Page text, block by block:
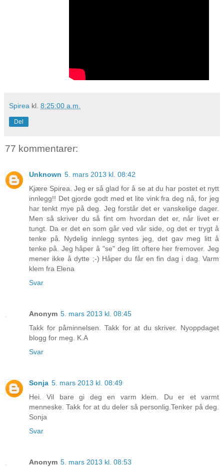
Spirea kl. 8:25:00 a.m.
Del
77 kommentarer:
Unknown 5. mars 2013 kl. 08:42
Kjære Spirea. Jeg er så glad for å se at du har postet et nytt
innlegg!! Det gjorde godt med et lite vink fra deg nå, for jeg
har tenkt mye på deg. Jeg forstår det er vanskelige dager.
Men så skriver du så fint om hvordan det er, når livet er
tungt. Da er det en som går ved vår side, og det er trygt å
tenke på. Nydelig innlegg syntes jeg, det gav meg litt å
tenke på. Jeg håper å "se" deg litt oftere her fremover. Jeg
mener ikke å dytte ;-) Håper du får en fin dag i dag. Varm
klem fra Elena
Svar
Anonym 5. mars 2013 kl. 08:45
Takk for påminnelsen. Takk for at du skriver. Nyoppdaget
blogg for meg. K.A
Svar
Sonja 5. mars 2013 kl. 08:49
Hei. Vil bare gi deg en varm klem. Du er et varmt
menneske. Takk for at du deler så personlig.Tenker på deg.
Sonja
Svar
Anonym 5. mars 2013 kl. 08:53